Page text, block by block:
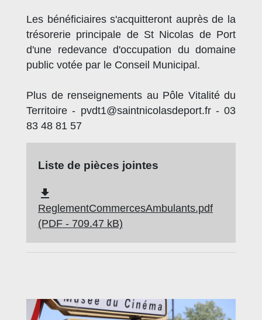
Les bénéficiaires s'acquitteront auprès de la
trésorerie principale de St Nicolas de Port
d'une redevance d'occupation du domaine
public votée par le Conseil Municipal.
Plus de renseignements au Pôle Vitalité du
Territoire - pvdt1@saintnicolasdeport.fr - 03
83 48 81 57
Liste de pièces jointes
file_download
ReglementCommercesAmbulants.pdf
(PDF - 709.47 kB)